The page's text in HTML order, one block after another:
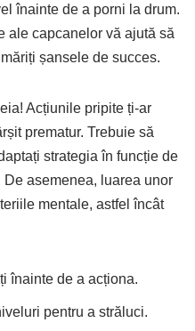
înainte de a porni la drum.
ale capcanelor vă ajută să
șansele de succes.
Acțiunile pripite ți-ar
prematur. Trebuie să
strategia în funcție de
asemenea, luarea unor
mentale, astfel încât
înainte de a acționa.
pentru a străluci.